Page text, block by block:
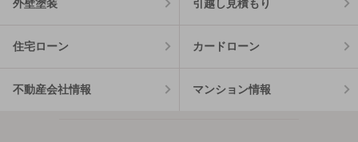
外壁塗装 引越し見積もり
住宅ローン カードローン
不動産会社情報 マンション情報